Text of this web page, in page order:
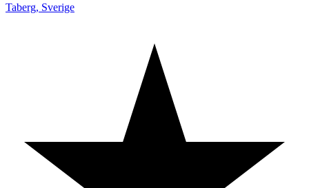
Taberg, Sverige